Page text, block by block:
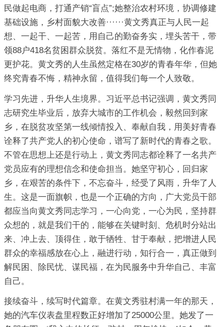
民做起电商，打通产销“盲点”;她整治农村环境，协调修建
基础设施，乡村面貌大改善······黄文秀真正与人民一起
想、一起干、一起苦，用自己的勤奋务实，埋头苦干，带
领88户418名贫困群众脱贫。落红不是无情物，化作春泥
更护花。黄文秀的人生虽然定格在30岁的青春年华，但她
终究青春不悔，精神永留，值得我们每一个人致敬。
学习先进，升华人生境界。习近平总书记强调，黄文秀同
志研究生毕业后，放弃大城市的工作机会，毅然回到家
乡，在脱贫攻坚第一线倾情投入、奉献自我，用美好青春
诠释了共产党人的初心使命，谱写了新时代的青春之歌。
不管在思想上还是行动上，黄文秀同志都诠释了一名共产
党员应有的理想信念和使命担当。她坚守初心，回归家
乡，在艰苦的条件下，不忘奋斗，经受了风雨，升华了人
生。这是一面旗帜，也是一个正确的方向，广大党员干部
都应当向黄文秀同志学习，一心向党，一心为民，坚持群
众想的，就是我们干的，能够在关键时刻、危机时分站出
来、冲上去、顶得住，敢于牺牲、甘于奉献，把增进人民
群众的幸福感放在心上，融进行动，知行合一，真正做到
解民困、除民忧、谋民福，在为民服务中升华自己、丰富
自己。
接续奋斗，续写时代篇章。在黄文秀驻村满一年的那天，
她的汽车仪表盘里程数正好增加了25000公里。她发了一